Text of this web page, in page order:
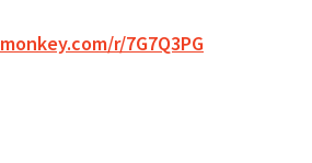
r/7G7Q3PG